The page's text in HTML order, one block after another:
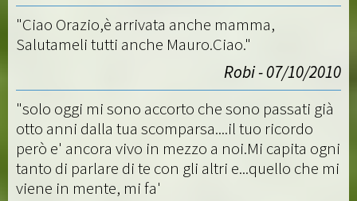
"Ciao Orazio,è arrivata anche mamma,
Salutameli tutti anche Mauro.Ciao."
Robi - 07/10/2010
"solo oggi mi sono accorto che sono passati già
otto anni dalla tua scomparsa....il tuo ricordo
però e' ancora vivo in mezzo a noi.Mi capita ogni
tanto di parlare di te con gli altri e...quello che mi
viene in mente, mi fa'